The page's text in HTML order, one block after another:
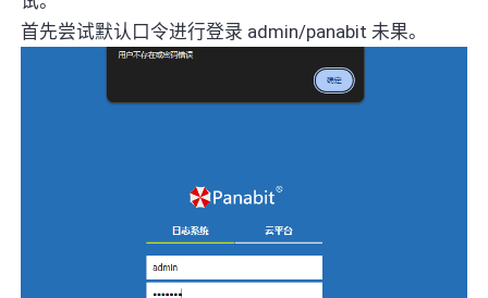
首先尝试默认口令进行登录 admin/panabit 未果。